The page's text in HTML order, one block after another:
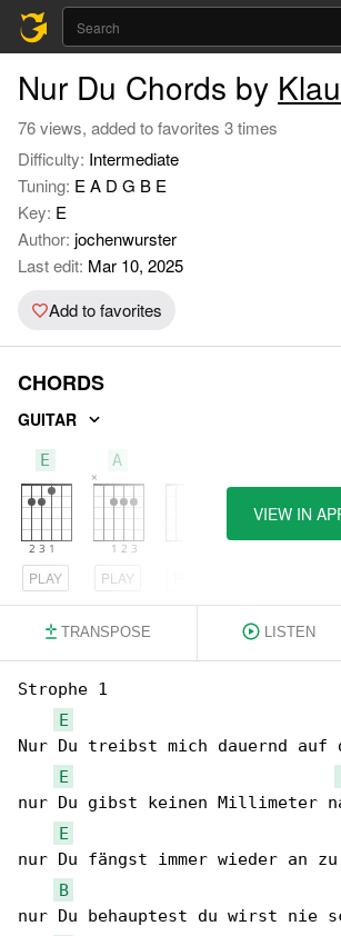
Nur Du Chords by
76 views, added to favorites 3 times
Difficulty: Intermediate
Tuning: E A D G B E
Key: E
Author: jochenwurster
Last edit: Mar 10, 2025
Add to favorites
CHORDS
GUITAR
E
PLAY
A
PLAY
VIEW IN
TRANSPOSE LISTEN
Strophe 1
E
Nur Du treibst mich dauernd auf
E
nur Du gibst keinen Millimeter
E
nur Du fängst immer wieder an zu
B
nur Du behauptest du wirst nie